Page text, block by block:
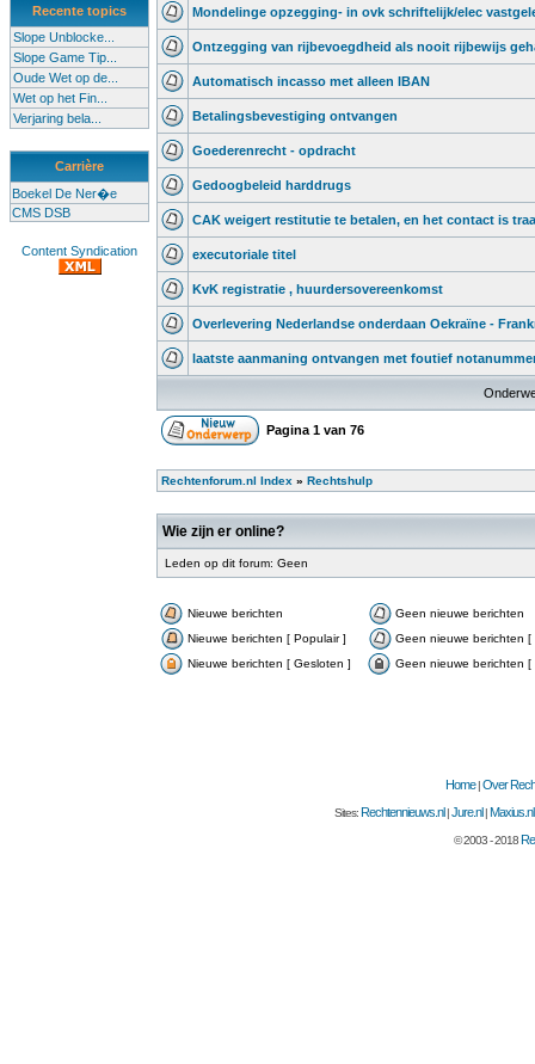
Recente topics
Slope Unblocke...
Slope Game Tip...
Oude Wet op de...
Wet op het Fin...
Verjaring bela...
Carrière
Boekel De Ner�e
CMS DSB
Content Syndication
Mondelinge opzegging- in ovk schriftelijk/elec
Ontzegging van rijbevoegdheid als nooit rijbewijs
Automatisch incasso met alleen IBAN
Betalingsbevestiging ontvangen
Goederenrecht - opdracht
Gedoogbeleid harddrugs
CAK weigert restitutie te betalen, en het contact is
executoriale titel
KvK registratie , huurdersovereenkomst
Overlevering Nederlandse onderdaan Oekraïne -
laatste aanmaning ontvangen met foutief
Pagina 1 van 76
Rechtenforum.nl Index » Rechtshulp
Wie zijn er online?
Leden op dit forum: Geen
Nieuwe berichten
Geen nieuwe berichten
Nieuwe berichten [ Populair ]
Geen nieuwe berichten [
Nieuwe berichten [ Gesloten ]
Geen nieuwe berichten [
Home|Over
Sites:Rechtennieuws.nl |Jure.nl |Maxius.nl
© 2003 - 2018